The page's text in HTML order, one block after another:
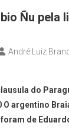
Ñu pela
André Luiz
do
O argentino
de